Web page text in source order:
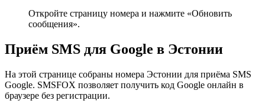
Откройте страницу номера и нажмите «Обновить
сообщения».
Приём SMS для Google в Эстонии
На этой странице собраны номера Эстонии для приёма SMS
Google. SMSFOX позволяет получить код Google онлайн в
браузере без регистрации.